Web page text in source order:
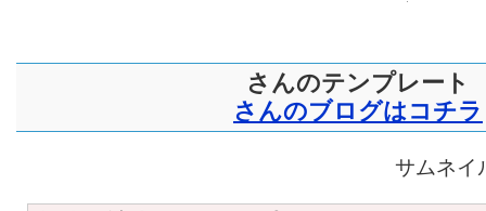
さんのテンプレート
さんのブログはコチラ
サムネイ